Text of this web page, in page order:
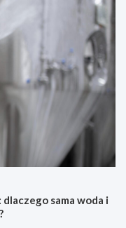
sama woda i